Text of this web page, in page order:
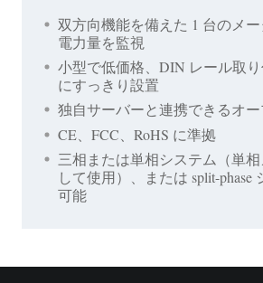
双方向機能を備えた 1 台のメ
電力量を監視
小型で低価格、DIN レール取
にすっきり設置
独自サーバーと連携できるオ
CE、FCC、RoHS に準拠
三相または単相システム（単
して使用）、または split-phase
可能